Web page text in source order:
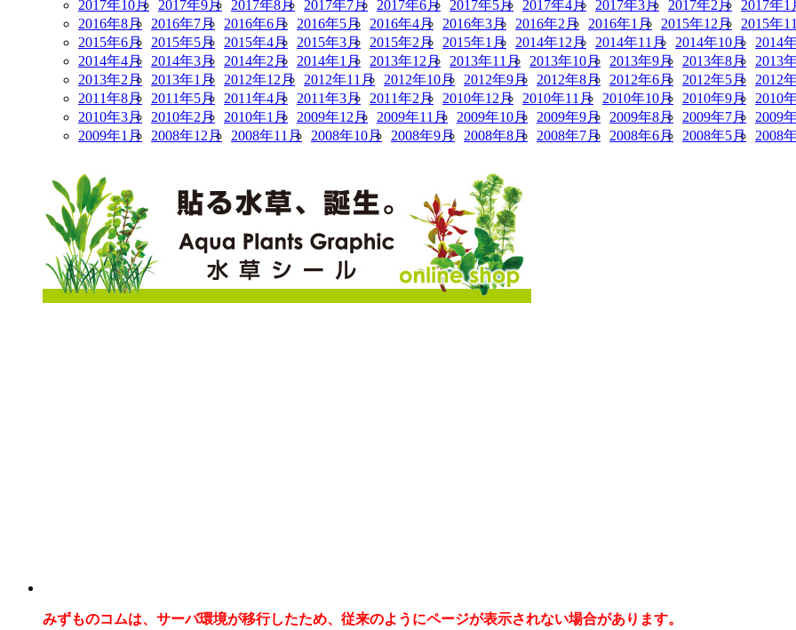
2017年10月 2017年9月 2017年8月 2017年7月 2017年6月 2017年5月 2017年4月 2017年3月 2017年2月 2017年1
2016年8月 2016年7月 2016年6月 2016年5月 2016年4月 2016年3月 2016年2月 2016年1月 2015年12月 2015年
2015年6月 2015年5月 2015年4月 2015年3月 2015年2月 2015年1月 2014年12月 2014年11月 2014年10月 2014
2014年4月 2014年3月 2014年2月 2014年1月 2013年12月 2013年11月 2013年10月 2013年9月 2013年8月 2013
2013年2月 2013年1月 2012年12月 2012年11月 2012年10月 2012年9月 2012年8月 2012年6月 2012年5月 2012
2011年8月 2011年5月 2011年4月 2011年3月 2011年2月 2010年12月 2010年11月 2010年10月 2010年9月 2010
2010年3月 2010年2月 2010年1月 2009年12月 2009年11月 2009年10月 2009年9月 2009年8月 2009年7月 2009
2009年1月 2008年12月 2008年11月 2008年10月 2008年9月 2008年8月 2008年7月 2008年6月 2008年5月 2008
みずものコムは、サーバ環境が移行したため、従来のようにページが表示されない場合があります。